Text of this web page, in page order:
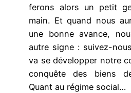
ferons alors un petit
main. Et quand nous
une bonne avance,
autre signe : suivez-
va se développer notre
conquête des biens
Quant au régime social…